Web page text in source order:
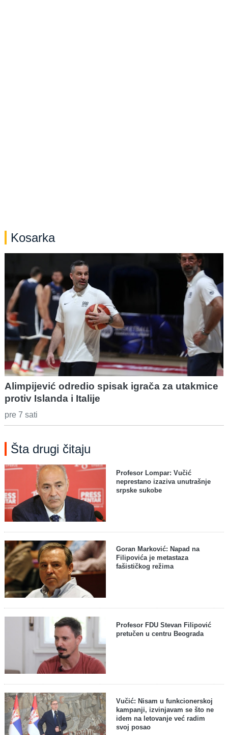
Kosarka
Alimpijević odredio spisak igrača za utakmice
protiv Islanda i Italije
pre 7 sati
Šta drugi čitaju
Profesor Lompar: Vučić
neprestano izaziva unutrašnje
srpske sukobe
Goran Marković: Napad na
Filipovića je metastaza
fašističkog režima
Profesor FDU Stevan Filipović
pretučen u centru Beograda
Vučić: Nisam u funkcionerskoj
kampanji, izvinjavam se što ne
idem na letovanje već radim
svoj posao